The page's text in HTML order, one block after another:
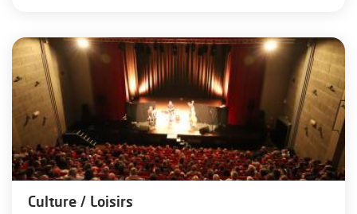
Culture / Loisirs